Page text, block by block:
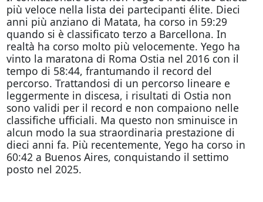
più veloce nella lista dei partecipanti élite. Dieci
anni più anziano di Matata, ha corso in 59:29
quando si è classificato terzo a Barcellona. In
realtà ha corso molto più velocemente. Yego ha
vinto la maratona di Roma Ostia nel 2016 con il
tempo di 58:44, frantumando il record del
percorso. Trattandosi di un percorso lineare e
leggermente in discesa, i risultati di Ostia non
sono validi per il record e non compaiono nelle
classifiche ufficiali. Ma questo non sminuisce in
alcun modo la sua straordinaria prestazione di
dieci anni fa. Più recentemente, Yego ha corso in
60:42 a Buenos Aires, conquistando il settimo
posto nel 2025.